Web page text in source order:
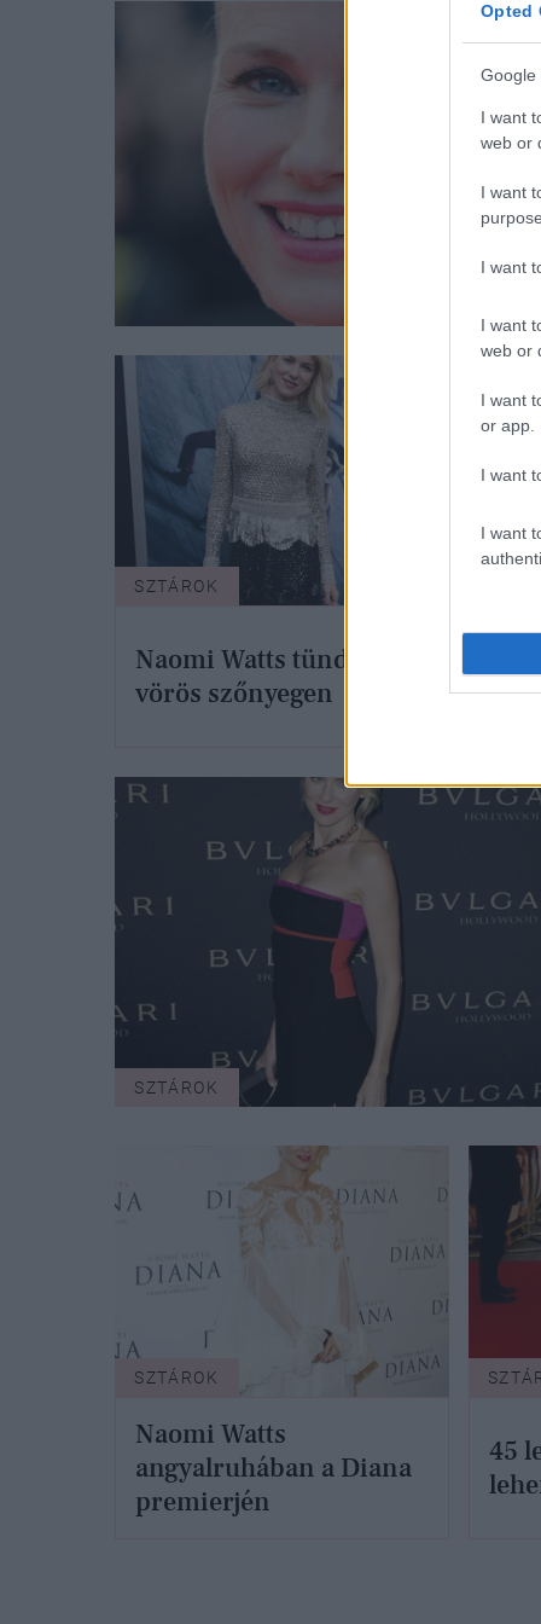
Opted
Google
I want
web or
I want
I want
I want
web or
I want
or app.
I want
I want
SZTÁROK
Naomi Watts tündököl a
vörös szőnyegen
SZTÁROK
SZTÁROK
Naomi Watts
angyalruhában a Diana
premierjén
45